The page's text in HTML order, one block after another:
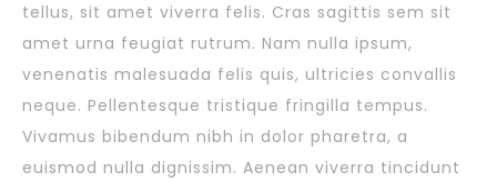
tellus, sit amet viverra felis. Cras sagittis sem sit
amet urna feugiat rutrum. Nam nulla ipsum,
venenatis malesuada felis quis, ultricies convallis
neque. Pellentesque tristique fringilla tempus.
Vivamus bibendum nibh in dolor pharetra, a
euismod nulla dignissim. Aenean viverra tincidunt